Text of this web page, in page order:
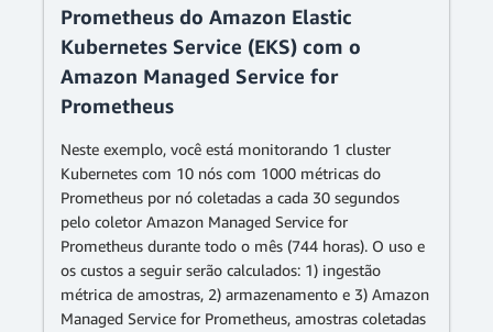
Prometheus do Amazon Elastic
Kubernetes Service (EKS) com o
Amazon Managed Service for
Prometheus
Neste exemplo, você está monitorando 1 cluster
Kubernetes com 10 nós com 1000 métricas do
Prometheus por nó coletadas a cada 30 segundos
pelo coletor Amazon Managed Service for
Prometheus durante todo o mês (744 horas). O uso e
os custos a seguir serão calculados: 1) ingestão
métrica de amostras, 2) armazenamento e 3) Amazon
Managed Service for Prometheus, amostras coletadas